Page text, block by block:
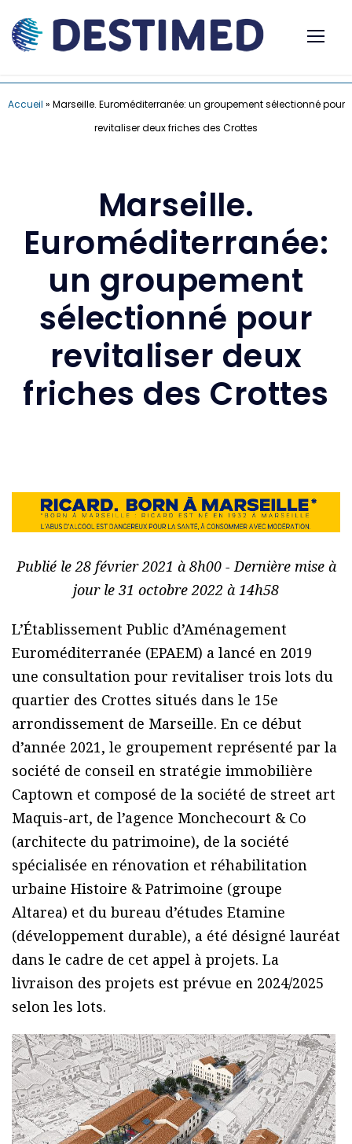
Accueil » Marseille. Euroméditerranée: un groupement sélectionné pour
revitaliser deux friches des Crottes
Marseille.
Euroméditerranée:
un groupement
sélectionné pour
revitaliser deux
friches des Crottes
Publié le 28 février 2021 à 8h00 - Dernière mise à
jour le 31 octobre 2022 à 14h58
L’Établissement Public d’Aménagement
Euroméditerranée (EPAEM) a lancé en 2019
une consultation pour revitaliser trois lots du
quartier des Crottes situés dans le 15e
arrondissement de Marseille. En ce début
d’année 2021, le groupement représenté par la
société de conseil en stratégie immobilière
Captown et composé de la société de street art
Maquis-art, de l’agence Monchecourt & Co
(architecte du patrimoine), de la société
spécialisée en rénovation et réhabilitation
urbaine Histoire & Patrimoine (groupe
Altarea) et du bureau d’études Etamine
(développement durable), a été désigné lauréat
dans le cadre de cet appel à projets. La
livraison des projets est prévue en 2024/2025
selon les lots.